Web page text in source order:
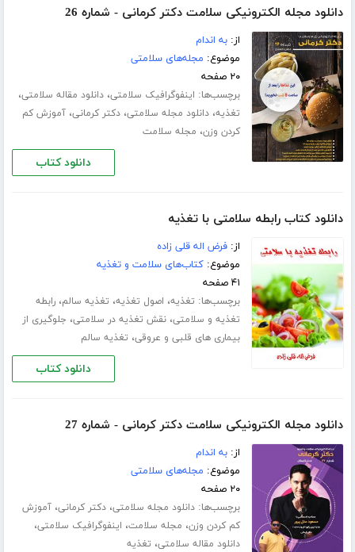
دانلود مجله الکترونیکی سلامت دکتر کرمانی - شماره 26
از:به اندام
موضوع: مجله‌های سلامتی
۲۰ صفحه
برچسب‌ها: اینفوگرافیک سلامتی،دانلود مقاله سلامتی،
تغذیه،دانلود مجله سلامتی،دکتر کرمانی،آموزش کم
کردن وزن، مجله سلامت
دانلود کتاب
دانلود کتاب رابطه سلامتی با تغذیه
از:فرض اله قلی زاده
موضوع:کتاب‌های سلامت و تغذیه
۴۱ صفحه
برچسب‌ها: تغذیه، اصول تغذیه، تغذیه سالم،رابطه
تغذیه و سلامتی،نقش تغذیه در سلامتی، جلوگیری از
بیماری های قلبی و عروقی، تغذیه سالم
دانلود کتاب
دانلود مجله الکترونیکی سلامت دکتر کرمانی - شماره 27
از:به اندام
موضوع: مجله‌های سلامتی
۲۰ صفحه
برچسب‌ها:دانلود مجله سلامتی،دکتر کرمانی،آموزش
کم کردن وزن، مجله سلامت، اینفوگرافیک سلامتی،
دانلود مقاله سلامتی، تغذیه